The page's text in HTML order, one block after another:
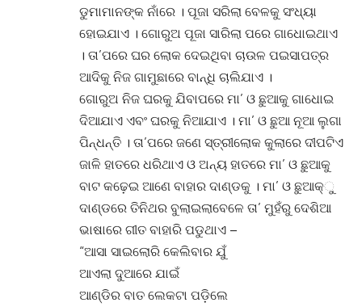
ଡୁମାମାନଙ୍କ ନାଁରେ । ପୂଜା ସରିଲା ବେଳକୁ ସଂଧ୍ୟା
ହୋଇଯାଏ । ଗୋରୁଅ ପୂଜା ସାରିଲା ପରେ ଗାଧୋଇଥାଏ
। ତା’ପରେ ଘର ଲୋକ ଦେଇଥିବା ଚାଉଳ ପଇସାପତ୍ର
ଆଦିକୁ ନିଜ ଗାମୁଛାରେ ବାନ୍ଧି ଚାଲିଯାଏ ।
ଗୋରୁଅ ନିଜ ଘରକୁ ଯିବାପରେ ମା’ ଓ ଛୁଆକୁ ଗାଧୋଇ
ଦିଆଯାଏ ଏବଂ ଘରକୁ ନିଆଯାଏ । ମା’ ଓ ଛୁଆ ନୂଆ ଲୁଗା
ପିନ୍ଧନ୍ତି । ତା’ପରେ ଜଣେ ସ୍ତ୍ରୀଲୋକ କୁଲାରେ ଦୀପଟିଏ
ଜାଳି ହାତରେ ଧରିଥାଏ ଓ ଅନ୍ୟ ହାତରେ ମା’ ଓ ଛୁଆକୁ
ବାଟ କଢ଼େଇ ଆଣେ ବାହାର ଦାଣ୍ଡକୁ । ମା’ ଓ ଛୁଆକ୍‌ୁ
ଦାଣ୍ଡରେ ତିନିଥର ବୁଲାଇଲାବେଳେ ତା’ ମୁହଁରୁ ଦେଶିଆ
ଭାଷାରେ ଗୀତ ବାହାରି ପଡୁଥାଏ –
“ଆସା ସାଇଲୋରି କେଲିବାର ଯୁଁ
ଆଏଲା ଦୁଆରେ ଯାଇଁ
ଆଣ୍ଡିର ବାତ ଲେକଟା ପଡ଼ିଲେ